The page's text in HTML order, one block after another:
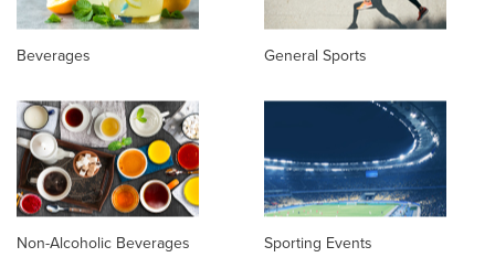
Beverages General Sports
Non-Alcoholic Beverages
Sporting Events